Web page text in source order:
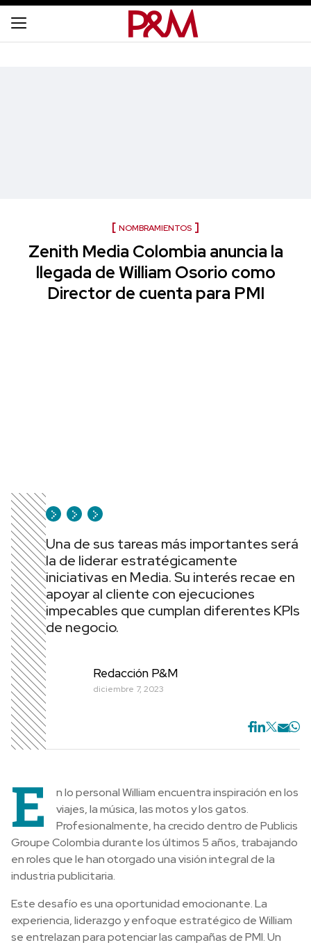
NOMBRAMIENTOS
Zenith Media Colombia anuncia la
llegada de William Osorio como
Director de cuenta para PMI
Una de sus tareas más importantes será
la de liderar estratégicamente
iniciativas en Media. Su interés recae en
apoyar al cliente con ejecuciones
impecables que cumplan diferentes KPIs
de negocio.
Redacción P&M
diciembre 7, 2023
E
n lo personal William encuentra inspiración en los
viajes, la música, las motos y los gatos.
Profesionalmente, ha crecido dentro de Publicis
Groupe Colombia durante los últimos 5 años, trabajando
en roles que le han otorgado una visión integral de la
industria publicitaria.
Este desafío es una oportunidad emocionante. La
experiencia, liderazgo y enfoque estratégico de William
se entrelazan para potenciar las campañas de PMI. Un